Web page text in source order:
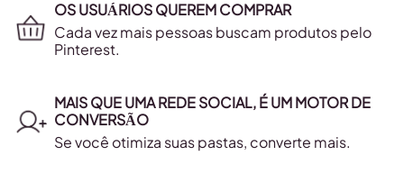
OS USUÁRIOS QUEREM COMPRAR
Cada vez mais pessoas buscam produtos pelo
Pinterest.
MAIS QUE UMA REDE SOCIAL, É UM MOTOR DE
CONVERSÃO
Se você otimiza suas pastas, converte mais.